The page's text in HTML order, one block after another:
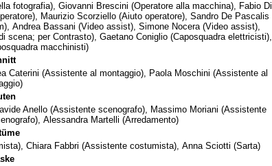
fotografia), Giovanni Brescini (Operatore alla macchina), Fabio Di
Maurizio Scorziello (Aiuto operatore), Sandro De Pascalis
Andrea Bassani (Video assist), Simone Nocera(Video assist),
scena; per Contrasto), Gaetano Coniglio(Caposquadra elettricisti),
macchinisti)
Caterini (Assistente al montaggio), Paola Moschini (Assistente al
Anello (Assistente scenografo), Massimo Moriani (Assistente
Alessandra Martelli (Arredamento)
Chiara Fabbri (Assistente costumista), Anna Sciotti (Sarta)